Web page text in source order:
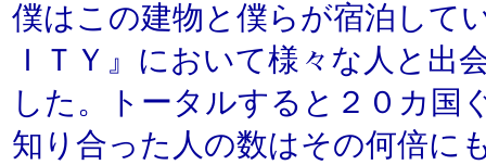
僕はこの建物と僕らが宿泊して
ＩＴＹ』において様々な人と
した。トータルすると２０カ国
知り合った人の数はその何倍に